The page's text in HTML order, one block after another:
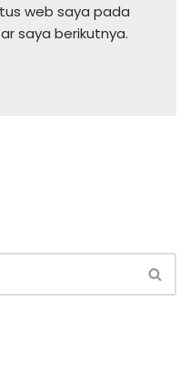
web saya pada
saya berikutnya.